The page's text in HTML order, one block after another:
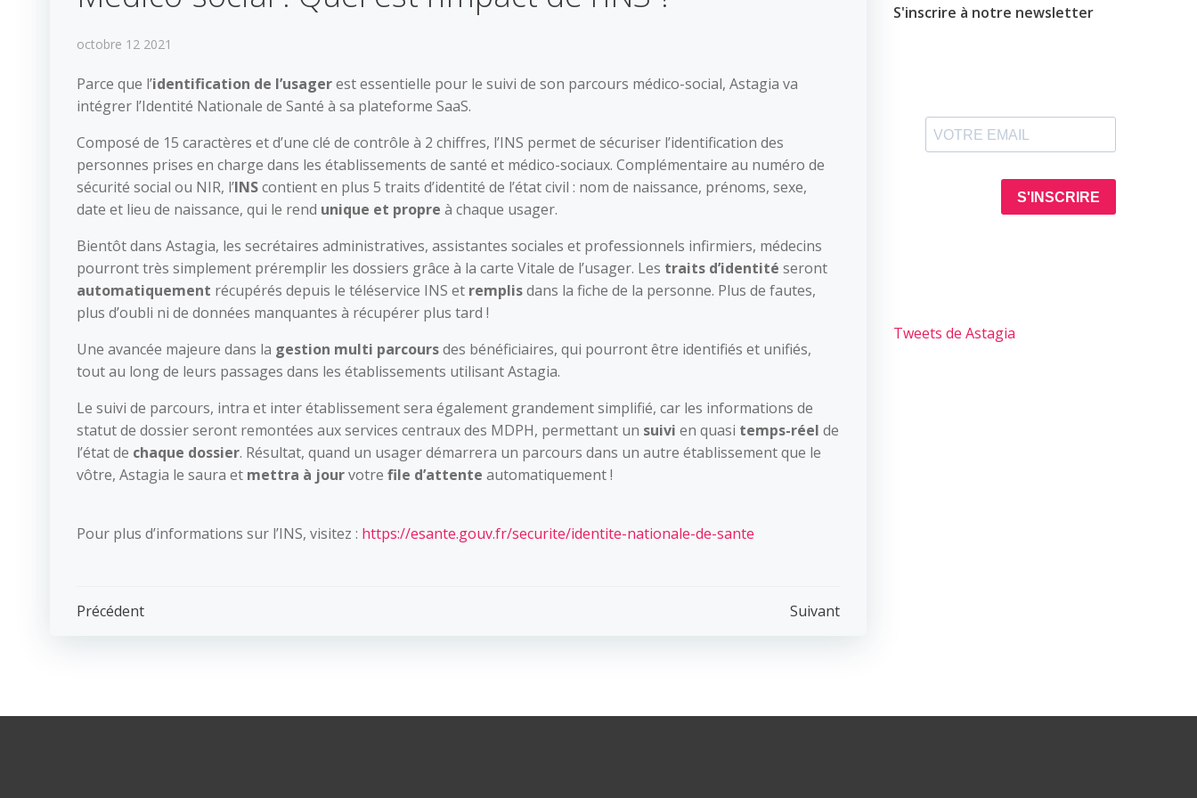
octobre 12 2021
Parce que l’identification de l’usagerest essentielle pour le suivi de son parcours médico-social, Astagia va
intégrer l’Identité Nationale de Santé à sa plateforme SaaS.
Composé de 15 caractères et d’une clé de contrôle à 2 chiffres, l’INS permet de sécuriser l’identification des
personnes prises en charge dans les établissements de santé et médico-sociaux. Complémentaire au numéro de
sécurité social ou NIR, l’INScontient en plus 5 traits d’identité de l’état civil : nom de naissance, prénoms, sexe,
date et lieu de naissance, qui le rend unique et propre à chaque usager.
Bientôt dans Astagia, les secrétaires administratives, assistantes sociales et professionnels infirmiers, médecins
pourront très simplement préremplir les dossiers grâce à la carte Vitale de l’usager. Les traits d’identité seront
automatiquement récupérés depuis le téléservice INS et remplisdans la fiche de la personne. Plus de fautes,
plus d’oubli ni de données manquantes à récupérer plus tard !
Une avancée majeure dans la gestion multi parcoursdes bénéficiaires, qui pourront être identifiés et unifiés,
tout au long de leurs passages dans les établissements utilisant Astagia.
Le suivi de parcours, intra et inter établissement sera également grandement simplifié, car les informations de
statut de dossier seront remontées aux services centraux des MDPH, permettant un suivi en quasi temps-réel de
l’état de chaque dossier. Résultat, quand un usager démarrera un parcours dans un autre établissement que le
vôtre, Astagia le saura et mettra à jourvotre file d’attente automatiquement !
Pour plus d’informations sur l’INS, visitez : https://esante.gouv.fr/securite/identite-nationale-de-sante
Post
Précédent Suivant
S'inscrire à notre newsletter
Tweets de Astagia